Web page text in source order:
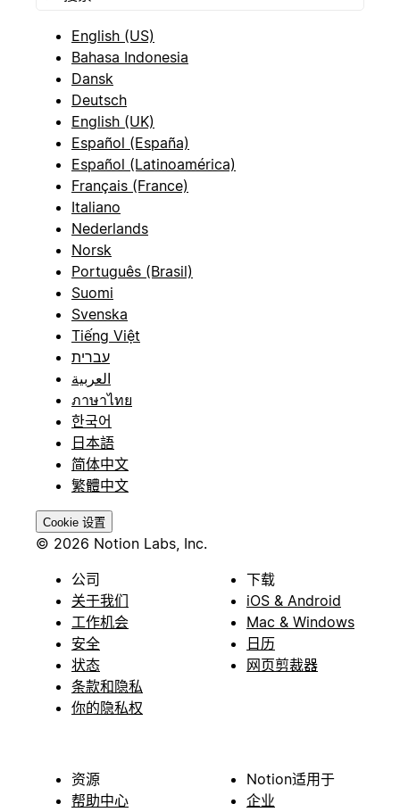
English (US)
Bahasa Indonesia
Dansk
Deutsch
English (UK)
Español (España)
Español (Latinoamérica)
Français (France)
Italiano
Nederlands
Norsk
Português (Brasil)
Suomi
Svenska
Tiếng Việt
עברית
العربية
ภาษาไทย
한국어
日本語
简体中文
繁體中文
Cookie 设置
© 2026 Notion Labs, Inc.
公司
关于我们
工作机会
安全
状态
条款和隐私
你的隐私权
下载
iOS & Android
Mac & Windows
日历
网页剪裁器
资源
帮助中心
Notion适用于
企业